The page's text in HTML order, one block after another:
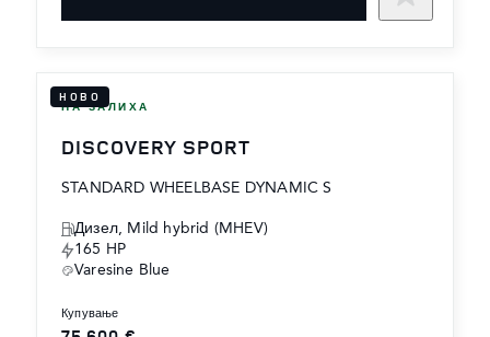
НОВО
НА ЗАЛИХА
DISCOVERY SPORT
STANDARD WHEELBASE DYNAMIC S
Дизел, Mild hybrid (MHEV)
165 HP
Varesine Blue
купување